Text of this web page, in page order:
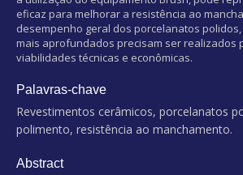
eficaz para melhorar a resistência ao
desempenho geral dos porcelanatos
mais aprofundados precisam ser realizados
viabilidades técnicas e econômicas.
Palavras-chave
Revestimentos cerâmicos, porcelanatos
polimento, resistência ao manchamento.
Abstract